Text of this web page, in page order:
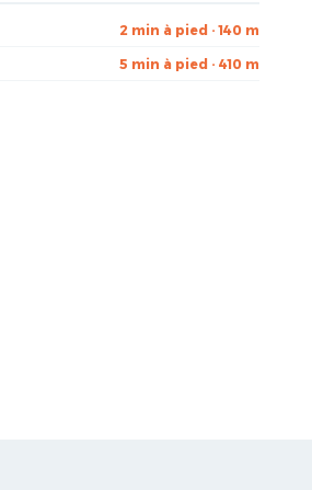
2 min à pied · 140 m
5 min à pied · 410 m